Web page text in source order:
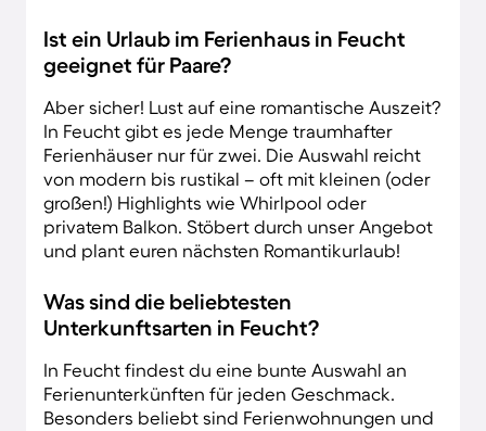
Ist ein Urlaub im Ferienhaus in Feucht
geeignet für Paare?
Aber sicher! Lust auf eine romantische Auszeit?
In Feucht gibt es jede Menge traumhafter
Ferienhäuser nur für zwei. Die Auswahl reicht
von modern bis rustikal – oft mit kleinen (oder
großen!) Highlights wie Whirlpool oder
privatem Balkon. Stöbert durch unser Angebot
und plant euren nächsten Romantikurlaub!
Was sind die beliebtesten
Unterkunftsarten in Feucht?
In Feucht findest du eine bunte Auswahl an
Ferienunterkünften für jeden Geschmack.
Besonders beliebt sind Ferienwohnungen und